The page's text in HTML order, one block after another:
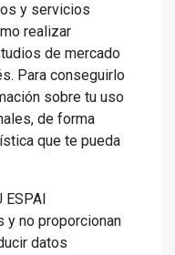
y servicios
realizar
de mercado
Para conseguirlo
sobre tu uso
de forma
que te pueda
ESPAI
y no proporcionan
datos